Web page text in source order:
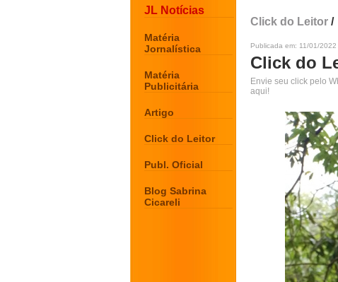
JL Notícias
Matéria
Jornalística
Matéria
Publicitária
Artigo
Click do Leitor
Publ. Oficial
Blog Sabrina
Cicareli
Click do Leitor /
Publicada em: 11/01/2022
Click do
Envie seu click pelo
aqui!